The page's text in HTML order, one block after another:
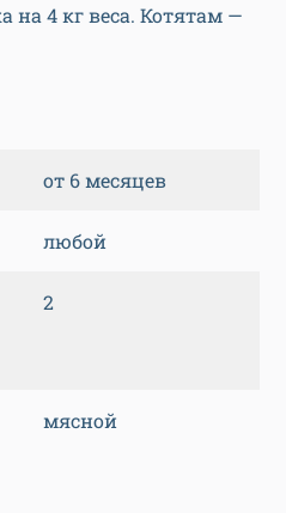
на 4 кг веса. Котятам —
от 6 месяцев
любой
2
мясной